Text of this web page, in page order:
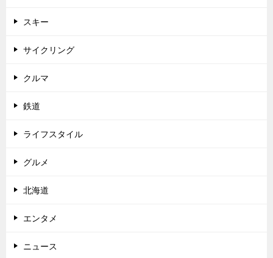
スキー
サイクリング
クルマ
鉄道
ライフスタイル
グルメ
北海道
エンタメ
ニュース